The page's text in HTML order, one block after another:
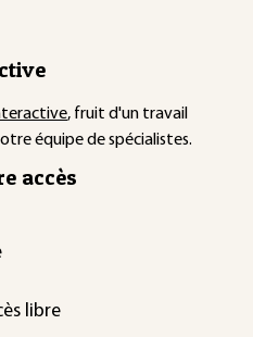
, fruit d'un travail
équipe de spécialistes.
accès
libre